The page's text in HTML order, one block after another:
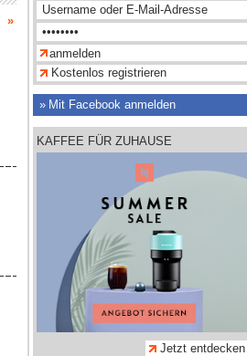
»
Kostenlos registrieren
Mit Facebook anmelden
KAFFEE FÜR ZUHAUSE
Jetzt entdecken